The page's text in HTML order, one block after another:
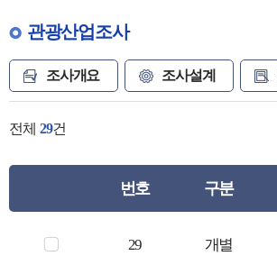
관광산업조사
조사개요 조사설계
전체29건
번호 구분
29 개별